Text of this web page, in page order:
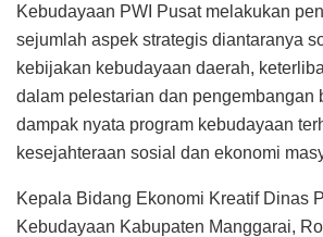
Kebudayaan PWI Pusat melakukan
sejumlah aspek strategis diantaranya
kebijakan kebudayaan daerah,
dalam pelestarian dan pengembangan
dampak nyata program kebudayaan
kesejahteraan sosial dan ekonomi
Kepala Bidang Ekonomi Kreatif Dinas
Kebudayaan Kabupaten Manggarai,